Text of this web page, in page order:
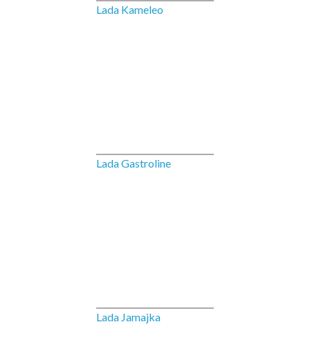
Lada Kameleo
Lada Gastroline
Lada Jamajka